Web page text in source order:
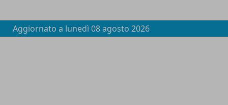
Aggiornato a lunedì 08 agosto 2026